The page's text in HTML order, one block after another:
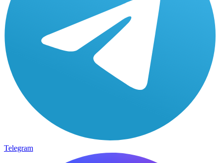
Telegram